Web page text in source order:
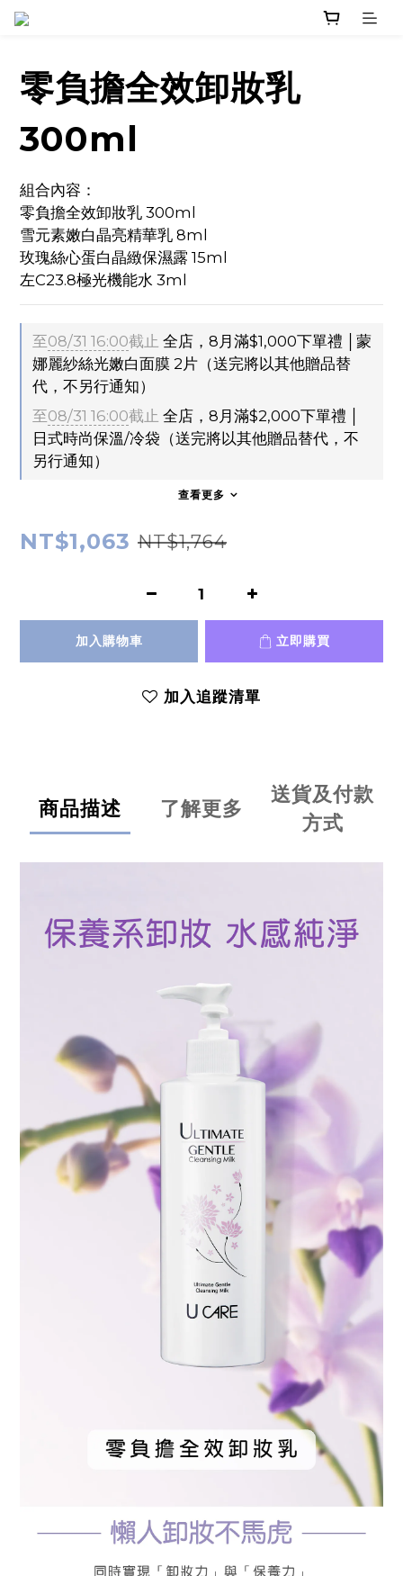
零負擔全效卸妝乳
300ml
組合內容：
零負擔全效卸妝乳 300ml
雪元素嫩白晶亮精華乳 8ml
玫瑰絲心蛋白晶緻保濕露 15ml
左C23.8極光機能水 3ml
至08/31 16:00截止 全店，8月滿$1,000下單禮 │蒙
娜麗紗絲光嫩白面膜 2片（送完將以其他贈品替
代，不另行通知）
至08/31 16:00截止 全店，8月滿$2,000下單禮 │
日式時尚保溫/冷袋（送完將以其他贈品替代，不
另行通知）
查看更多
NT$1,063 NT$1,764
加入購物車 立即購買
加入追蹤清單
商品描述 了解更多
送貨及付款
方式